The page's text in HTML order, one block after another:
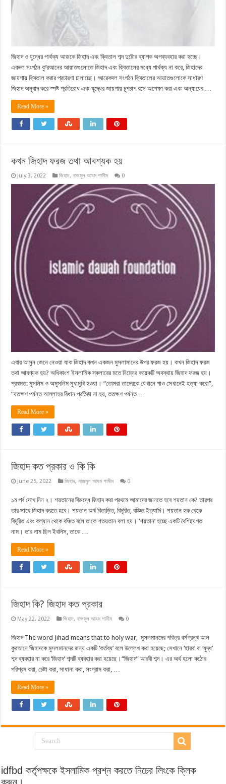
জিহাদ ও যুদ্ধের পার্থক্য আজকে জিহাদ এবং ক্বিতাল শব্দ দুটোর ব্যাপক অপব্যবহার করা হচ্ছে।
একদল সংগঠন কু’রআনের আয়াতগুলোতে জিহাদ এবং ক্বিতালের মধ্যে পার্থক্য না করে, জিহাদের
জায়গায় ক্বিতাল করার প্রচারণা চালাচ্ছে। আরেকদল সংগঠন ক্বিতালের আয়াতগুলোকে সাধারণ
জিহাদ অনুবাদ করে স্পষ্ট প্রতিরোধ এবং যুদ্ধের জায়গায় চুপচাপ বসে অপেক্ষা করা এবং অন্যায়ের …
Read More »
কখন জিহাদ ফরজ তথা আবশ্যক হয়
July 3, 2022 জিহাদ,নাজমুল আযম শামীম 0
এবার আসুন জেনে নেওয়া যাক জিহাদ কখন একজন মুসলামানের উপর ফরজ হয়। কখন জিহাদ ফরজ
তথা আবশ্যক হয়? অধিকাংশ ইসলামিক স্কলারের মতে নিম্নের কয়েকটি অবস্থায় জিহাদ ফরজ হয়।
প্রথমত: মুসলিম ও অমুসলিম মুখামুখি হওয়া। “তোমরা তাদেরকে যেখানে পাও সেখানেই হত্যা করো”,
“যতক্ষণ পর্যন্ত আল্লাহর বিধান প্রতিষ্ঠা না হয়, ততক্ষণ পর্যন্ত …
Read More »
জিহাদ কত প্রকার ও কি কি
June 25, 2022 জিহাদ,নাজমুল আযম শামীম 0
১ম পর্ব দেখে নিন ২। শয়তানের বিরুদ্ধে জিহাদ করা প্রথমে আমাদের জানতে হবে শয়তান কে? তারপর
তার সাথে জিহাদ করতে হবে। শয়তান অর্থ বিতাড়িত, বিদূরিত, বঞ্চিত ইত্যাদি। শয়তান হক থেকে
বিদূরিত এবং কল্যান থেকে বঞ্চিত বলে তাকে শতয়তান বলা হয়। ‘শয়তান’ হচ্ছে একটি বৈশিষ্ট্যগত
নাম। তার নাম ছিল ইবলিস, তাকে …
Read More »
জিহাদ কি? জিহাদ কত প্রকার
May 22, 2022 জিহাদ,নাজমুল আযম শামীম 0
জিহাদ The word Jihad means that to holy war, মুসলমানদের পবিত্র ধর্মগ্রন্থ আল
কুরআনে জিহাদকে মুসলমানদের জন্য একটি ‘কর্তব্য’ বলে উল্লেখ করা হয়েছে; সেখানে ‘হারব’ বা ‘যুদ্ধ’
শব্দ ব্যবহার না করে ‘জিহাদ’ শব্দটি ব্যবহার করা হয়েছে।“জিহাদ” আরবী শব্দ। এর অর্থ হলো কঠোর
পরিশ্রম করা, চেষ্টা করা, সাধানা করা, সংগ্রাম করা, …
Read More »
idfbd কর্তৃপক্ষকে ইসলামিক প্রশ্ন করতে নিচের লিংকে ক্লিক